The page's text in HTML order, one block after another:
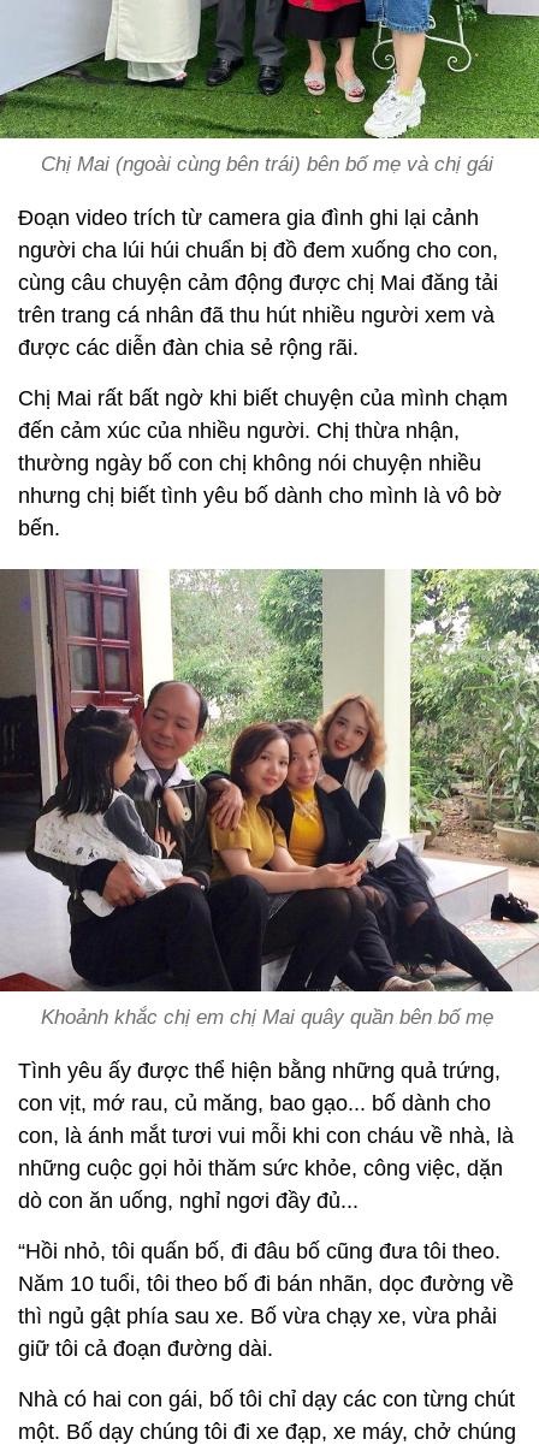
Chị Mai (ngoài cùng bên trái) bên bố mẹ và chị gái
Đoạn video trích từ camera gia đình ghi lại cảnh
người cha lúi húi chuẩn bị đồ đem xuống cho con,
cùng câu chuyện cảm động được chị Mai đăng tải
trên trang cá nhân đã thu hút nhiều người xem và
được các diễn đàn chia sẻ rộng rãi.
Chị Mai rất bất ngờ khi biết chuyện của mình chạm
đến cảm xúc của nhiều người. Chị thừa nhận,
thường ngày bố con chị không nói chuyện nhiều
nhưng chị biết tình yêu bố dành cho mình là vô bờ
bến.
Khoảnh khắc chị em chị Mai quây quần bên bố mẹ
Tình yêu ấy được thể hiện bằng những quả trứng,
con vịt, mớ rau, củ măng, bao gạo... bố dành cho
con, là ánh mắt tươi vui mỗi khi con cháu về nhà, là
những cuộc gọi hỏi thăm sức khỏe, công việc, dặn
dò con ăn uống, nghỉ ngơi đầy đủ...
“Hồi nhỏ, tôi quấn bố, đi đâu bố cũng đưa tôi theo.
Năm 10 tuổi, tôi theo bố đi bán nhãn, dọc đường về
thì ngủ gật phía sau xe. Bố vừa chạy xe, vừa phải
giữ tôi cả đoạn đường dài.
Nhà có hai con gái, bố tôi chỉ dạy các con từng chút
một. Bố dạy chúng tôi đi xe đạp, xe máy, chở chúng